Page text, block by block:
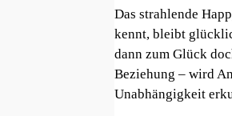
Das strahlende
kennt, bleibt
dann zum Glück
Beziehung – wird
Unabhängigkeit